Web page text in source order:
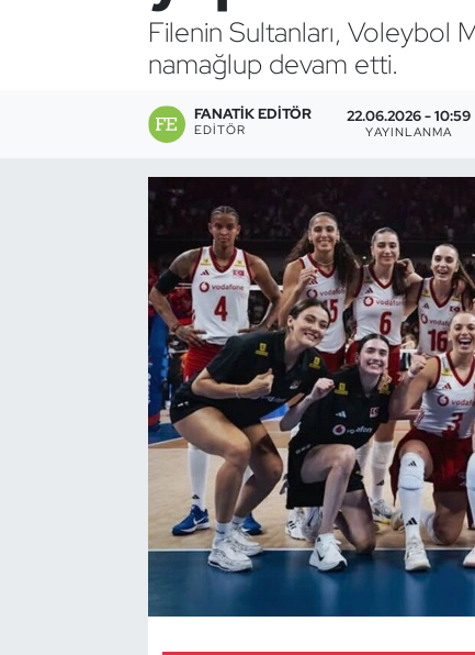
Filenin Sultanları, Voleybol
namağlup devam etti.
FANATIK EDITÖR
EDITÖR
22.06.2026 - 10:59
YAYINLANMA
Bocce Bowling Dart
Buz Hokeyi
Çim Hokeyi
Cimnastik